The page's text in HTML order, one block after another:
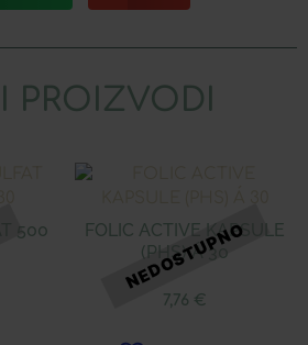
PROIZVODI
500
FOLIC ACTIVE KAPSULE
(PHS) Á 30
7,76 €